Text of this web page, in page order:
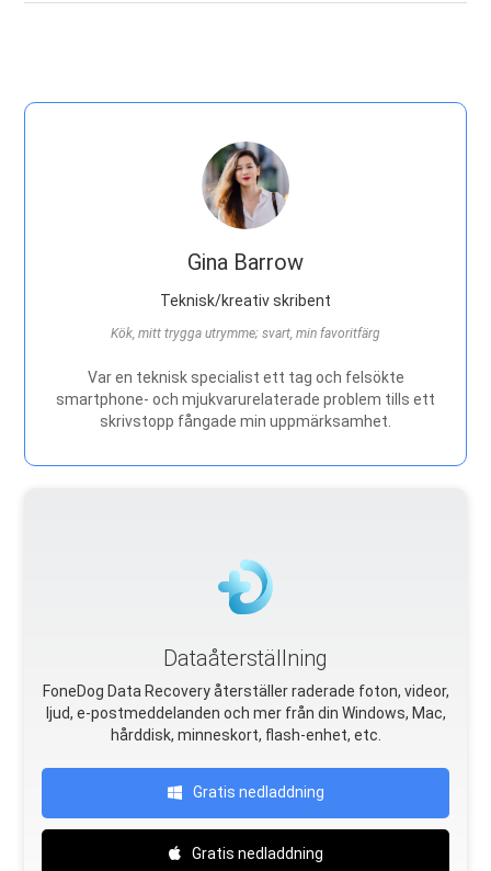
Gina Barrow
Teknisk/kreativ skribent
Kök, mitt trygga utrymme; svart, min favoritfärg
Var en teknisk specialist ett tag och felsökte
smartphone- och mjukvarurelaterade problem tills ett
skrivstopp fångade min uppmärksamhet.
Dataåterställning
FoneDog Data Recovery återställer raderade foton, videor,
ljud, e-postmeddelanden och mer från din Windows, Mac,
hårddisk, minneskort, flash-enhet, etc.
Gratis nedladdning
Gratis nedladdning